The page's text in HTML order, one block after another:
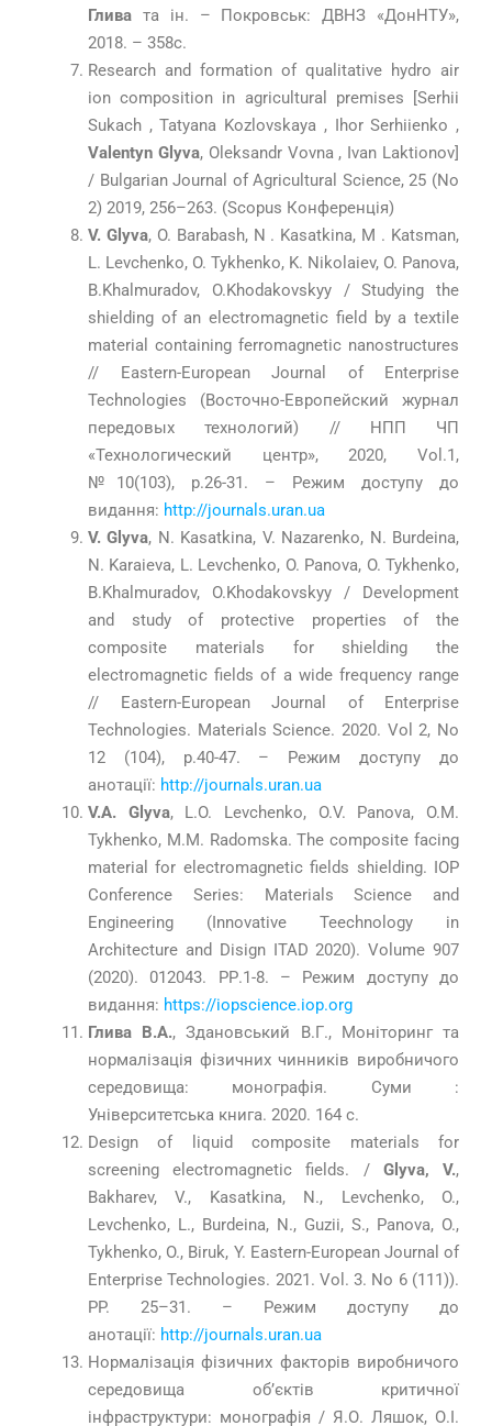
Глива та ін. – Покровськ: ДВНЗ «ДонНТУ»,
2018. – 358с.
Research and formation of qualitative hydro air
ion composition in agricultural premises [Serhii
Sukach , Tatyana Kozlovskaya , Ihor Serhiienko ,
Valentyn Glyva, Oleksandr Vovna , Ivan Laktionov]
/ Bulgarian Journal of Agricultural Science, 25 (No
2) 2019, 256–263. (Scopus Конференція)
V. Glyva, O. Barabash, N . Kasatkina, M . Katsman,
L. Levchenko, O. Tykhenko, K. Nikolaiev, O. Panova,
B.Khalmuradov, O.Khodakovskyy / Studying the
shielding of an electromagnetic field by a textile
material containing ferromagnetic nanostructures
// Eastern-European Journal of Enterprise
Technologies (Восточно-Европейский журнал
передовых технологий) // НПП ЧП
«Технологический центр», 2020, Vol.1,
№10(103), р.26-31. – Режим доступу до
видання: http://journals.uran.ua
V. Glyva, N. Kasatkina, V. Nazarenko, N. Burdeina,
N. Karaieva, L. Levchenko, O. Panova, O. Tykhenko,
B.Khalmuradov, O.Khodakovskyy / Development
and study of protective properties of the
composite materials for shielding the
electromagnetic fields of a wide frequency range
// Eastern-European Journal of Enterprise
Technologies. Materials Science. 2020. Vol 2, No
12 (104), р.40-47. – Режим доступу до
анотації: http://journals.uran.ua
V.А. Glyva, L.O. Levchenko, O.V. Panova, O.M.
Tykhenko, M.M. Radomska. The composite facing
material for electromagnetic fields shielding. IOP
Conference Series: Materials Science and
Engineering (Innovative Teechnology in
Architecture and Disign ITAD 2020). Volume 907
(2020). 012043. РР.1-8. – Режим доступу до
видання: https://iopscience.iop.org
Глива В.А., Здановський В.Г., Моніторинг та
нормалізація фізичних чинників виробничого
середовища: монографія. Суми :
Університетська книга. 2020. 164 с.
Design of liquid composite materials for
screening electromagnetic fields. / Glyva, V.,
Bakharev, V., Kasatkina, N., Levchenko, O.,
Levchenko, L., Burdeina, N., Guzii, S., Panova, O.,
Tykhenko, O., Biruk, Y. Eastern-European Journal of
Enterprise Technologies. 2021. Vol. 3. No 6 (111)).
PP. 25–31. – Режим доступу до
анотації: http://journals.uran.ua
Нормалізація фізичних факторів виробничого
середовища об’єктів критичної
інфраструктури: монографія / Я.О. Ляшок, О.І.